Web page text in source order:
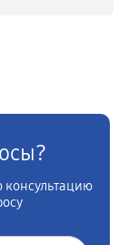
консультацию